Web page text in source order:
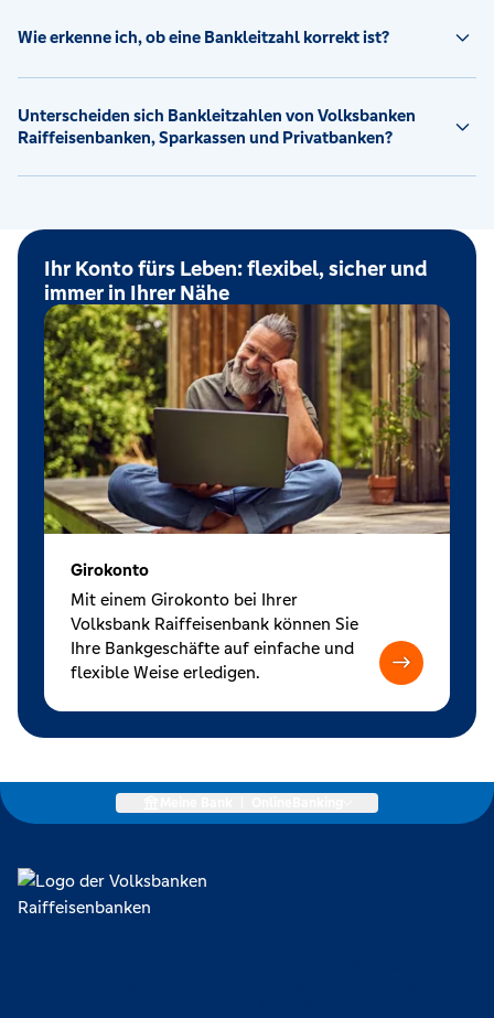
Wie erkenne ich, ob eine Bankleitzahl korrekt ist?
Unterscheiden sich Bankleitzahlen von Volksbanken
Raiffeisenbanken, Sparkassen und Privatbanken?
Ihr Konto fürs Leben: flexibel, sicher und
immer in Ihrer Nähe
Girokonto
Mit einem Girokonto bei Ihrer
Volksbank Raiffeisenbank können Sie
Ihre Bankgeschäfte auf einfache und
flexible Weise erledigen.